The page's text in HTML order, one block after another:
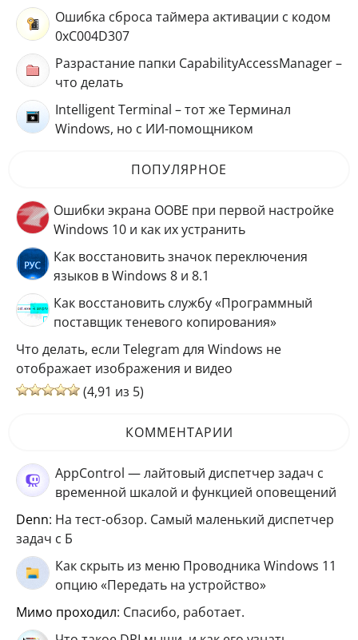
Ошибка сброса таймера активации с кодом
0xC004D307
Разрастание папки CapabilityAccessManager –
что делать
Intelligent Terminal – тот же Терминал
Windows, но с ИИ-помощником
ПОПУЛЯРНОЕ
Ошибки экрана OOBE при первой настройке
Windows 10 и как их устранить
Как восстановить значок переключения
языков в Windows 8 и 8.1
Как восстановить службу «Программный
поставщик теневого копирования»
Что делать, если Telegram для Windows не
отображает изображения и видео
(4,91 из 5)
КОММЕНТАРИИ
AppControl — лайтовый диспетчер задач с
временной шкалой и функцией оповещений
Denn: На тест-обзор. Самый маленький диспетчер
задач с Б
Как скрыть из меню Проводника Windows 11
опцию «Передать на устройство»
мимо проходил: Спасибо, работает.